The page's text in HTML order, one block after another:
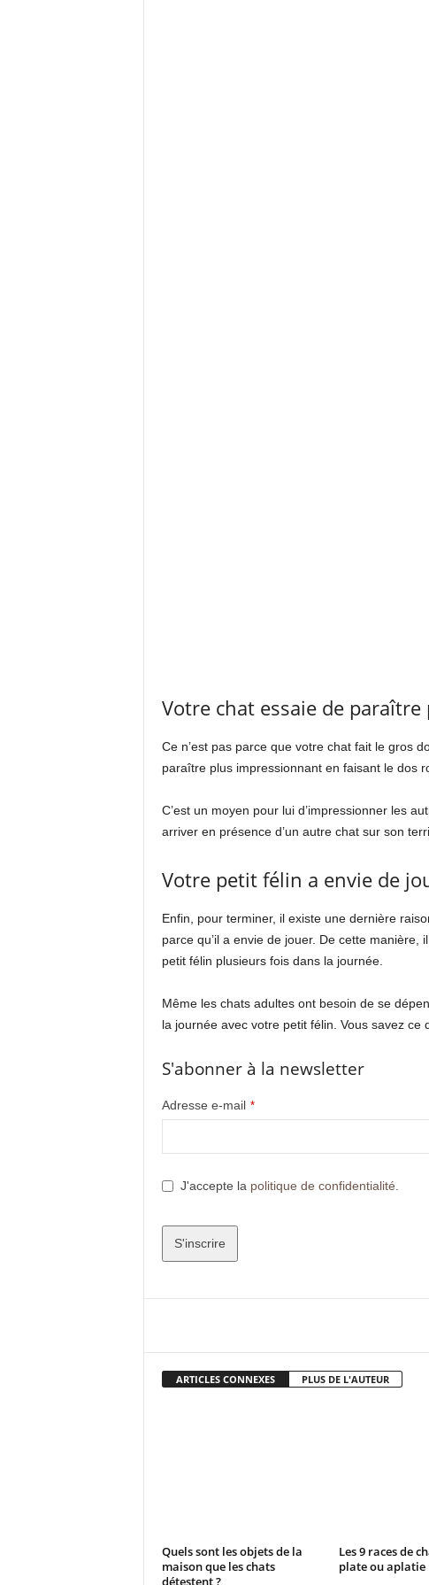
Votre chat essaie de
Ce n’est pas parce que votre chat fait le gros
paraître plus impressionnant en faisant le dos
C’est un moyen pour lui d’impressionner les
arriver en présence d’un autre chat sur son
Votre petit félin a envie de
Enfin, pour terminer, il existe une dernière
parce qu’il a envie de jouer. De cette manière,
petit félin plusieurs fois dans la journée.
Même les chats adultes ont besoin de se
la journée avec votre petit félin. Vous savez ce
S'abonner à la newsletter
Adresse e-mail *
J'accepte la politique de confidentialité.
S'inscrire
s
f
i
l
ARTICLES CONNEXES PLUS DE L'AUTEUR
Quels sont les objets de la
maison que les chats
Les 9 races de
plate ou aplatie